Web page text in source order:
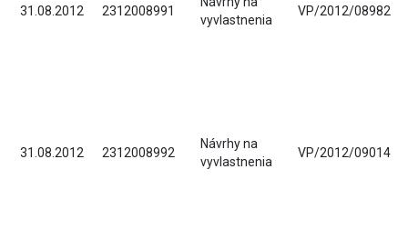
31.08.2012 2312008991
vyvlastnenia
VP/2012/08982
31.08.2012 2312008992
Návrhy na
vyvlastnenia
VP/2012/09014